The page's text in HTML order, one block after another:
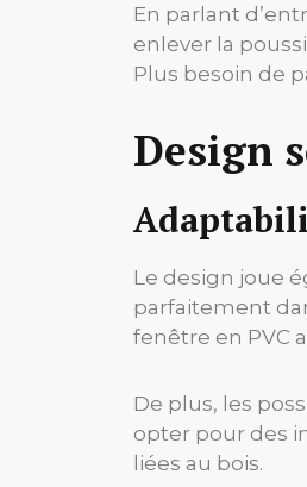
En parlant
enlever la
Plus besoin de
Design
Le design joue
parfaitement
fenêtre en PVC
De plus, les
opter pour des
liées au bois.